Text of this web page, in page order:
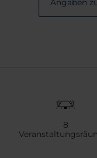
Angaben
8